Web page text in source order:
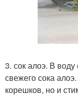
3. сок алоэ. В
свежего сока
корешков, но и